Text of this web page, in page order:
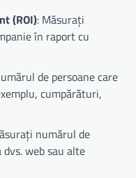
(ROI): Măsurați
în raport cu
de persoane care
cumpărături,
numărul de
dvs. web sau alte